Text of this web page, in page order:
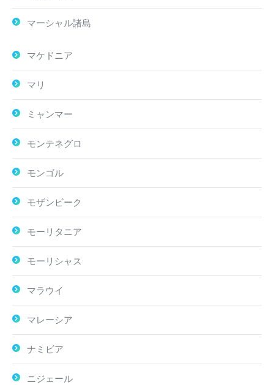
マーシャル諸島
マケドニア
マリ
ミャンマー
モンテネグロ
モンゴル
モザンビーク
モーリタニア
モーリシャス
マラウイ
マレーシア
ナミビア
ニジェール